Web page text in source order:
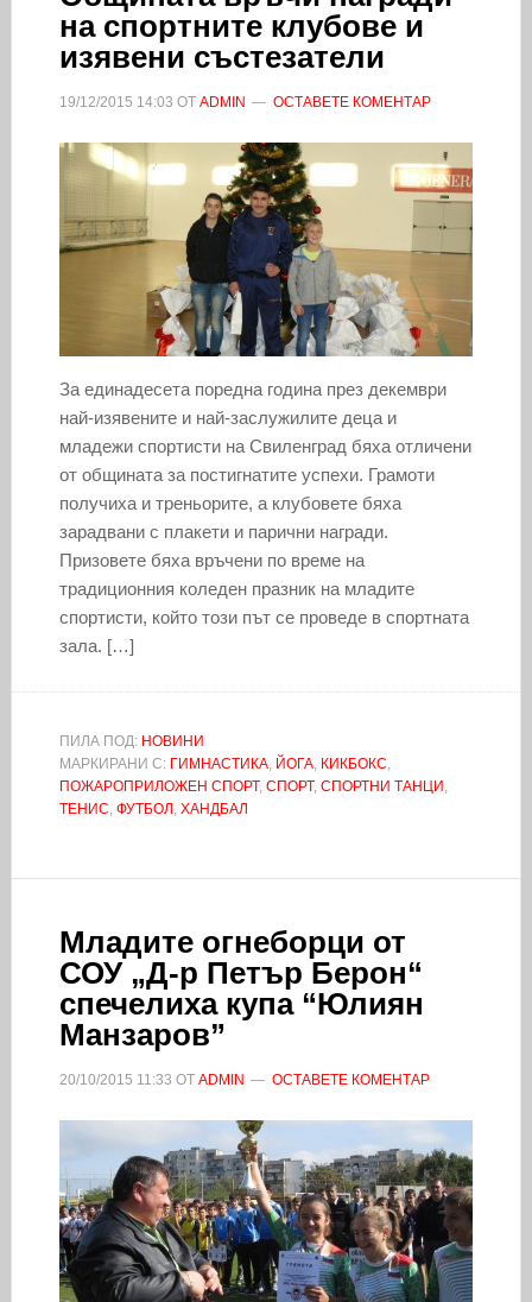
на спортните клубове и
изявени състезатели
19/12/2015 14:03 ОТ ADMIN ОСТАВЕТЕ КОМЕНТАР
За единадесета поредна година през декември
най-изявените и най-заслужилите деца и
младежи спортисти на Свиленград бяха отличени
от общината за постигнатите успехи. Грамоти
получиха и треньорите, а клубовете бяха
зарадвани с плакети и парични награди.
Призовете бяха връчени по време на
традиционния коледен празник на младите
спортисти, който този път се проведе в спортната
зала. […]
ПИЛА ПОД: НОВИНИ
МАРКИРАНИ С: ГИМНАСТИКА, ЙОГА, КИКБОКС,
ПОЖАРОПРИЛОЖЕН СПОРТ, СПОРТ, СПОРТНИ ТАНЦИ ,
ТЕНИС, ФУТБОЛ , ХАНДБАЛ
Младите огнеборци от
СОУ „Д-р Петър Берон“
спечелиха купа “Юлиян
Манзаров”
20/10/2015 11:33 ОТ ADMIN ОСТАВЕТЕ КОМЕНТАР